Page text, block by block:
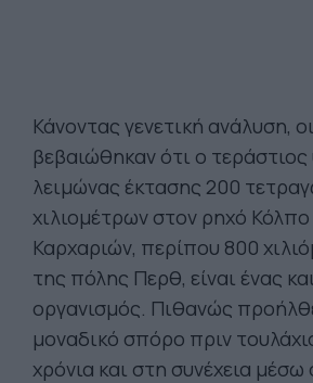
Κάνοντας γενετική ανάλυση,
βεβαιώθηκαν ότι ο
λειμώνας έκτασης 200
χιλιομέτρων στον ρηχό
Καρχαριών, περίπου 800
της πόλης Περθ, είναι ένας
οργανισμός. Πιθανώς
μοναδικό σπόρο πριν
χρόνια και στη συνέχεια μέσω